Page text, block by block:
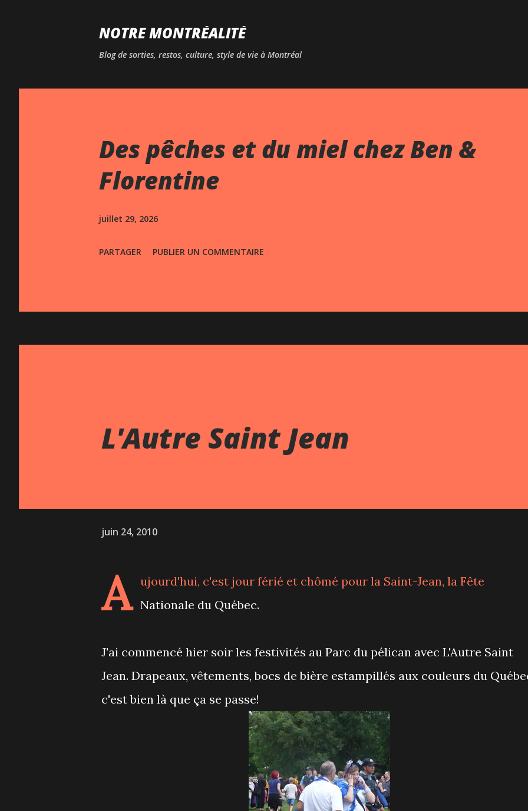
NOTRE MONTRÉALITÉ
Blog de sorties, restos, culture, style de vie à Montréal
Des pêches et du miel chez Ben &
Florentine
juillet 29, 2026
PARTAGER PUBLIER UN COMMENTAIRE
L'Autre Saint Jean
juin 24, 2010
A
ujourd'hui, c'est jour férié et chômé pour la Saint-Jean, la Fête
Nationale du Québec.
J'ai commencé hier soir les festivités au Parc du pélican avec L'Autre Saint
Jean. Drapeaux, vêtements, bocs de bière estampillés aux couleurs du
c'est bien là que ça se passe!